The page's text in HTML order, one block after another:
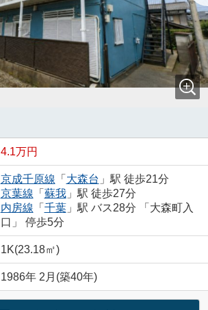
4.1万円
京成千原線 「 大森台 」駅 徒歩21分
京葉線 「 蘇我」駅 徒歩27分
内房線 「 千葉」駅 バス28分 「大森町入
口」 停歩5分
1K(23.18㎡)
1986年 2月(築40年)